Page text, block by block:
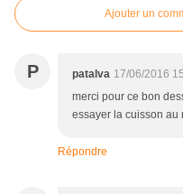
Ajouter un
P patalva 17/06/2016
merci pour ce bon
essayer la cuisson au
Répondre